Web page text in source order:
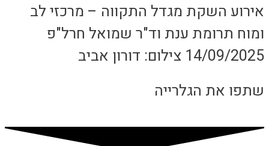
אירוע השקת מגדל התקווה – מרכזי לב
ומוח תרומת ענת וד"ר שמואל חרל"פ
14/09/2025 צילום: דורון אביב
שתפו את הגלרייה